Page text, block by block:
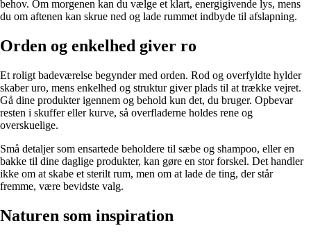
behov. Om morgenen kan du vælge et klart, energigivende lys, mens
du om aftenen kan skrue ned og lade rummet indbyde til afslapning.
Orden og enkelhed giver ro
Et roligt badeværelse begynder med orden. Rod og overfyldte hylder
skaber uro, mens enkelhed og struktur giver plads til at trække vejret.
Gå dine produkter igennem og behold kun det, du bruger. Opbevar
resten i skuffer eller kurve, så overfladerne holdes rene og
overskuelige.
Små detaljer som ensartede beholdere til sæbe og shampoo, eller en
bakke til dine daglige produkter, kan gøre en stor forskel. Det handler
ikke om at skabe et sterilt rum, men om at lade de ting, der står
fremme, være bevidste valg.
Naturen som inspiration